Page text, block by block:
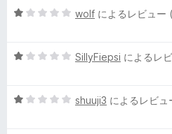
r
a
価
5
中
評
wolf によるレビュー (
5
中
SillyFiepsi によるレ
5
shuuji3 によるレビュ